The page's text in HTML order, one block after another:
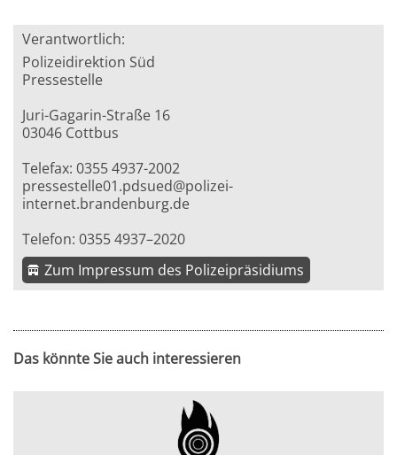
Verantwortlich:
Polizeidirektion Süd
Pressestelle
Juri-Gagarin-Straße 16
03046 Cottbus
Telefax: 0355 4937-2002
pressestelle01.pdsued@polizei-
internet.brandenburg.de
Telefon: 0355 4937–2020
Zum Impressum des Polizeipräsidiums
Das könnte Sie auch interessieren